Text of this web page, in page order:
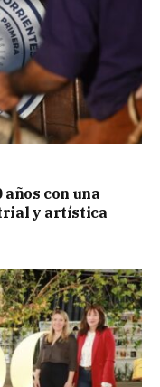
con una
y artística